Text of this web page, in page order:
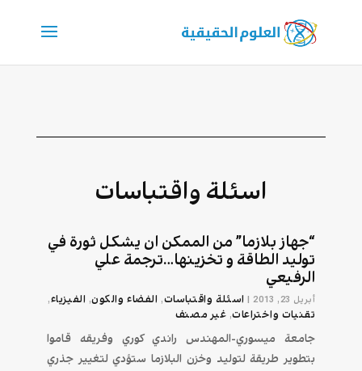
اسئلة واقتباسات
“جهاز بلازما” من الممكن ان يشكل ثورة في
توليد الطاقة و تخزينها…ترجمة علي
الرفيعي
أبريل 23, 2013 | اسئلة واقتباسات, الفضاء والكون, الفيزياء,
تقنیات واختراعات, غير مصنف
جامعة ميسوري-المهندس راندي كوري وفريقه قاموا
بتطوير طريقة لتوليد وخزن البلازما ستؤدي لتغيير جذري